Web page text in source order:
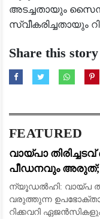
അടച്ചതായും
സ്വീകരിച്ചതായും
Share this story
FEATURED
വായ്പാ
പീഡനവും അരുത്;
ഏജൻസികൾക്കും
ആർ.ബി.ഐ
ന്യൂഡൽഹി: വായ്പ
വരുത്തുന്ന
റിക്കവറി ഏജൻസികളും